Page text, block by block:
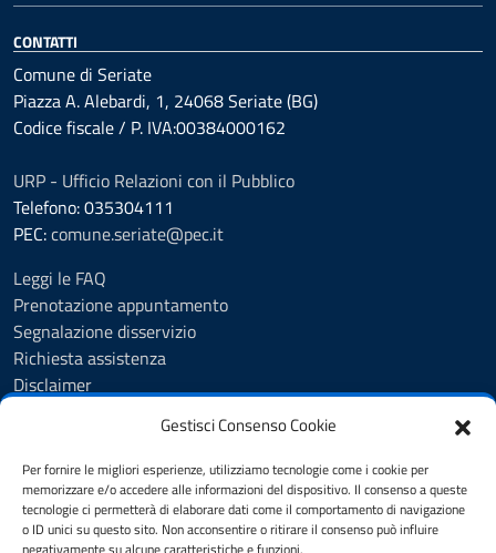
Gestisci Consenso Cookie
Per fornire le migliori esperienze, utilizziamo tecnologie come i cookie per
memorizzare e/o accedere alle informazioni del dispositivo. Il consenso a queste
tecnologie ci permetterà di elaborare dati come il comportamento di navigazione
o ID unici su questo sito. Non acconsentire o ritirare il consenso può influire
CONTATTI
Comune di Seriate
Piazza A. Alebardi, 1, 24068 Seriate (BG)
Codice fiscale / P. IVA:00384000162
URP - Ufficio Relazioni con il Pubblico
Telefono: 035304111
PEC:comune.seriate@pec.it
Leggi le FAQ
Prenotazione appuntamento
Segnalazione disservizio
Richiesta assistenza
Disclaimer
Cookie Policy
Informativa privacy
Dichiarazione di accessibilità
Note legali